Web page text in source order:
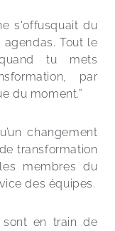
s'offusquait du
agendas. Tout le
tu mets
par
du moment.”
changement
transformation
membres du
des équipes.
sont en train de